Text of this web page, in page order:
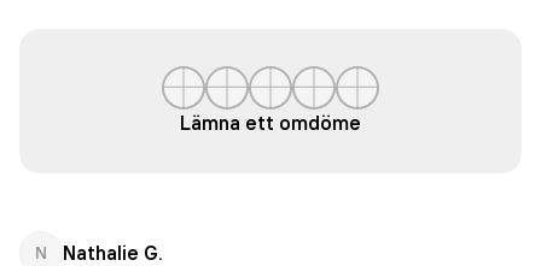
Lämna ett omdöme
N Nathalie G.